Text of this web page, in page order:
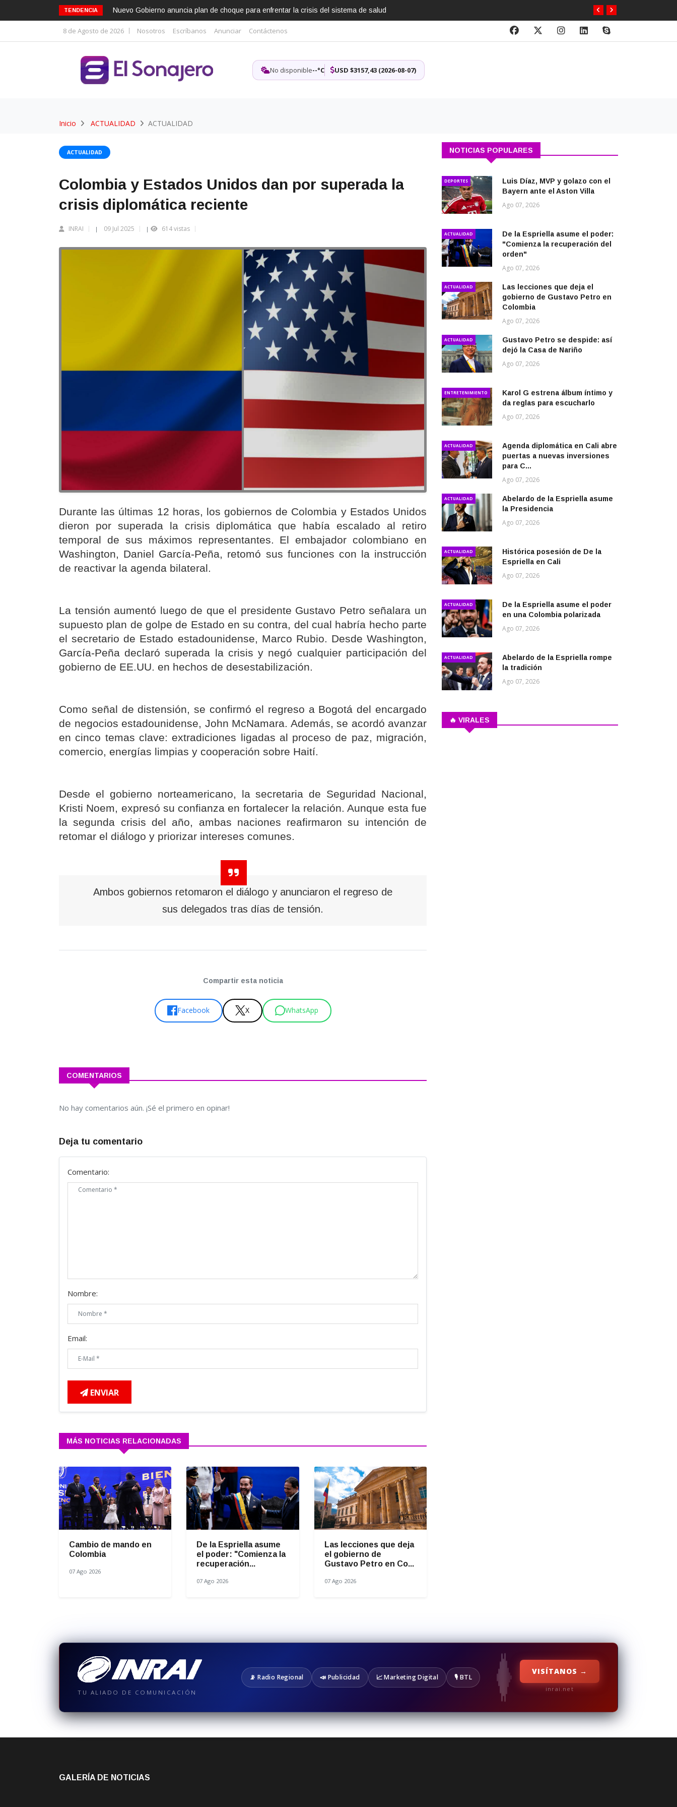
TENDENCIA Nuevo Gobierno anuncia plan de choque para enfrentar la crisis del sistema de salud
8 de Agosto de 2026 Nosotros Escríbanos Anunciar Contáctenos
No disponible--°C USD $3157,43 (2026-08-07)
Inicio ACTUALIDAD ACTUALIDAD
ACTUALIDAD
Colombia y Estados Unidos dan por superada la
crisis diplomática reciente
INRAI | 09 Jul 2025 | 614 vistas
Durante las últimas 12 horas, los gobiernos de Colombia y Estados Unidos
dieron por superada la crisis diplomática que había escalado al retiro
temporal de sus máximos representantes. El embajador colombiano en
Washington, Daniel García-Peña, retomó sus funciones con la instrucción
de reactivar la agenda bilateral.
La tensión aumentó luego de que el presidente Gustavo Petro señalara un
supuesto plan de golpe de Estado en su contra, del cual habría hecho parte
el secretario de Estado estadounidense, Marco Rubio. Desde Washington,
García-Peña declaró superada la crisis y negó cualquier participación del
gobierno de EE.UU. en hechos de desestabilización.
Como señal de distensión, se confirmó el regreso a Bogotá del encargado
de negocios estadounidense, John McNamara. Además, se acordó avanzar
en cinco temas clave: extradiciones ligadas al proceso de paz, migración,
comercio, energías limpias y cooperación sobre Haití.
Desde el gobierno norteamericano, la secretaria de Seguridad Nacional,
Kristi Noem, expresó su confianza en fortalecer la relación. Aunque esta fue
la segunda crisis del año, ambas naciones reafirmaron su intención de
retomar el diálogo y priorizar intereses comunes.
Ambos gobiernos retomaron el diálogo y anunciaron el regreso de
sus delegados tras días de tensión.
Compartir esta noticia
Facebook X WhatsApp
COMENTARIOS
No hay comentarios aún. ¡Sé el primero en opinar!
Deja tu comentario
Comentario:
Nombre:
Email:
ENVIAR
MÁS NOTICIAS RELACIONADAS
Cambio de mando en
Colombia
07 Ago 2026
De la Espriella asume
el poder: "Comienza la
recuperación...
07 Ago 2026
Las lecciones que deja
el gobierno de
Gustavo Petro en Co...
07 Ago 2026
NOTICIAS POPULARES
DEPORTES
Luis Díaz, MVP y golazo con el
Bayern ante el Aston Villa
Ago 07, 2026
ACTUALIDAD
De la Espriella asume el poder:
"Comienza la recuperación del
orden"
Ago 07, 2026
ACTUALIDAD
Las lecciones que deja el
gobierno de Gustavo Petro en
Colombia
Ago 07, 2026
ACTUALIDAD
Gustavo Petro se despide: así
dejó la Casa de Nariño
Ago 07, 2026
ENTRETENIMIENTO
Karol G estrena álbum íntimo y
da reglas para escucharlo
Ago 07, 2026
ACTUALIDAD
Agenda diplomática en Cali abre
puertas a nuevas inversiones
para C...
Ago 07, 2026
ACTUALIDAD
Abelardo de la Espriella asume
la Presidencia
Ago 07, 2026
ACTUALIDAD
Histórica posesión de De la
Espriella en Cali
Ago 07, 2026
ACTUALIDAD
De la Espriella asume el poder
en una Colombia polarizada
Ago 07, 2026
ACTUALIDAD
Abelardo de la Espriella rompe
la tradición
Ago 07, 2026
🔥 VIRALES
TU ALIADO DE COMUNICACIÓN
📡 Radio Regional 📣 Publicidad 📈 Marketing Digital 🎙️ BTL
VISÍTANOS →
inrai.net
GALERÍA DE NOTICIAS